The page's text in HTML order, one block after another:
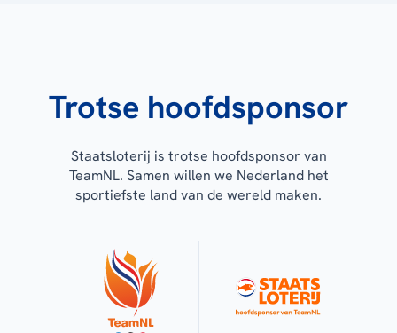
Trotse hoofdsponsor
Staatsloterij is trotse hoofdsponsor van
TeamNL. Samen willen we Nederland het
sportiefste land van de wereld maken.